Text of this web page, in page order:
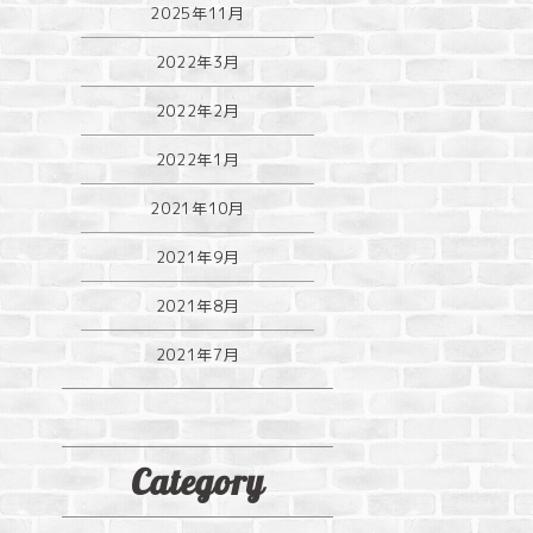
2025年11月
2022年3月
2022年2月
2022年1月
2021年10月
2021年9月
2021年8月
2021年7月
Category